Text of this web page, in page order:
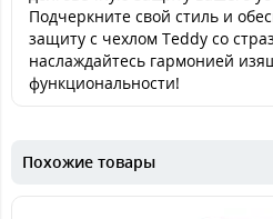
Подчеркните свой стиль и
защиту с чехлом Teddy со
наслаждайтесь гармонией
функциональности!
Похожие товары